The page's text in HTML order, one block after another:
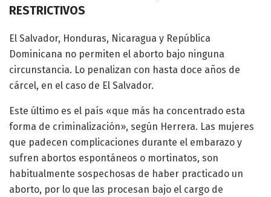
RESTRICTIVOS
El Salvador, Honduras, Nicaragua y República
Dominicana no permiten el aborto bajo ninguna
circunstancia. Lo penalizan con hasta doce años de
cárcel, en el caso de El Salvador.
Este último es el país «que más ha concentrado esta
forma de criminalización», según Herrera. Las mujeres
que padecen complicaciones durante el embarazo y
sufren abortos espontáneos o mortinatos, son
habitualmente sospechosas de haber practicado un
aborto, por lo que las procesan bajo el cargo de